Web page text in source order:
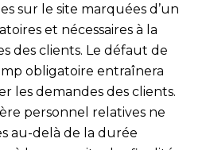
sur le site marquées d’un
et nécessaires à la
des clients. Le défaut de
obligatoire entraînera
les demandes des clients.
personnel relatives ne
au-delà de la durée